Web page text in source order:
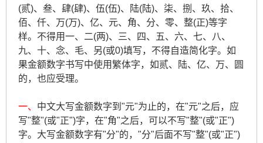
(贰)、叁、肆(肆)、伍(伍)、陆(陆)、柒、捌、玖、拾、
佰、仟、万(万)、亿、元、角、分、零、整(正)等字
样。不得用一、二(两)、三、四、五、六、七、八、
九、十、念、毛、另(或0)填写，不得自造简化字。如
果金额数字书写中使用繁体字，如贰、陆、亿、万、圆
的，也应受理。
一、 中文大写金额数字到"元"为止的，在"元"之后，应
写"整"(或"正")字，在"角"之后，可以不写"整"(或"正")
字。大写金额数字有"分"的，"分"后面不写"整"(或"正")